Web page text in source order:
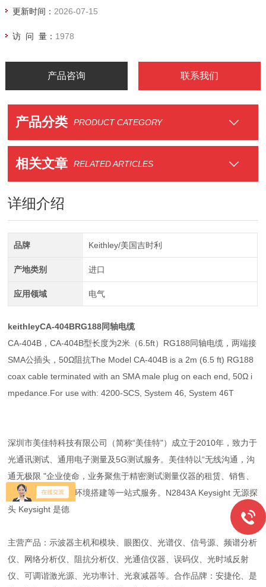
更新时间： 2026-07-15
访 问 量： 1978
产品咨询 联系我们
产品分类 PRODUCT CATEGORY
相关文章 RELATED ARTICLES
详细介绍
品牌 Keithley/美国吉时利
产地类别 进口
应用领域 电气
keithleyCA-404BRG188同轴电缆
CA-404B，CA-404B型长度为2米（6.5ft）RG188同轴电缆，两端接
SMA公插头，50Ω阻抗The Model CA-404B is a 2m (6.5 ft) RG188
coax cable terminated with an SMA male plug on each end, 50Ω i
mpedance.For use with: 4200-SCS, System 46, System 46T
深圳市美佳特科技有限公司（简称“美佳特"）成立于2010年，致力于
光通讯测试、通用电子测量及5G测试服务。美佳特以“无线沟通，沟
通无极限 "企业使命，业务聚焦于精密测试测量仪器的租赁、销售、
维护、计量及测试环境搭建等一站式服务。N2843A Keysight 无源探
头 Keysight 是德
主营产品：示波器主机和模块、眼图仪、光谱仪、信号源、频谱分析
仪、网络分析仪、阻抗分析仪、光通信仪器、误码仪、光时域反射
仪、可调谐激光源、光功率计、光衰减器等。合作品牌：安捷伦、是